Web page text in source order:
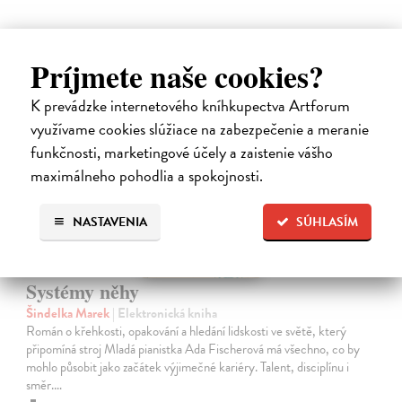
Príjmete naše cookies?
K prevádzke internetového kníhkupectva Artforum
využívame cookies slúžiace na zabezpečenie a meranie
funkčnosti, marketingové účely a zaistenie vášho
maximálneho pohodlia a spokojnosti.
SÚHLASÍM
NASTAVENIA
E-KNIHA
Systémy něhy
Šindelka Marek| Elektronická kniha
Román o křehkosti, opakování a hledání lidskosti ve světě, který
připomíná stroj Mladá pianistka Ada Fischerová má všechno, co by
mohlo působit jako začátek výjimečné kariéry. Talent, disciplínu i
směr.…